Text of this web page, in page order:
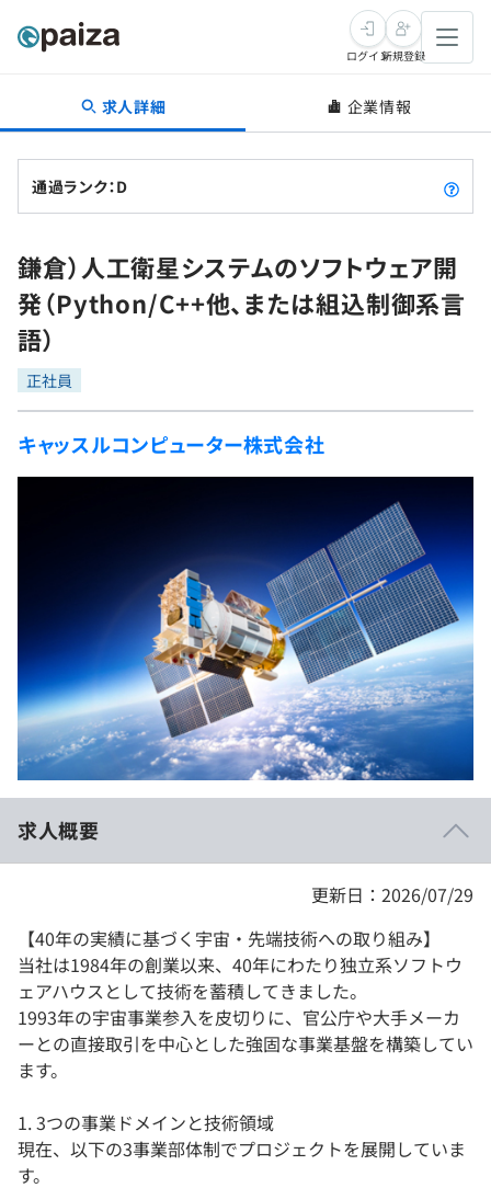
転職・キャリア
転職成功ガイド
転職エージェント
インタビュー
転職成功ガイド
新卒就活
求人検索
本選考
インターン
新卒エージェント
就活成功ガイド
学習
講座一覧
問題集
4択課題
個人向けプラン
法人向けプラン
学校向けプラン
契約内容・クーポン
スキルチェック
プログラミング言語
ゲーム・マンガ
Tech Team Journal
paizaとは？
ログイン新規登録
求人詳細 企業情報
通過ランク：D
鎌倉）人工衛星システムのソフトウェア開
発（Python/C++他、または組込制御系言
語）
正社員
キャッスルコンピューター株式会社
求人概要
更新日：2026/07/29
【40年の実績に基づく宇宙・先端技術への取り組み】
当社は1984年の創業以来、40年にわたり独立系ソフトウ
ェアハウスとして技術を蓄積してきました。
1993年の宇宙事業参入を皮切りに、官公庁や大手メーカ
ーとの直接取引を中心とした強固な事業基盤を構築してい
ます。
1. 3つの事業ドメインと技術領域
現在、以下の3事業部体制でプロジェクトを展開していま
す。